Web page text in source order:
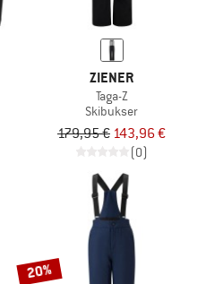
ZIENER
Taga-Z
Skibukser
179,95 € 143,96 €
(0)
20%